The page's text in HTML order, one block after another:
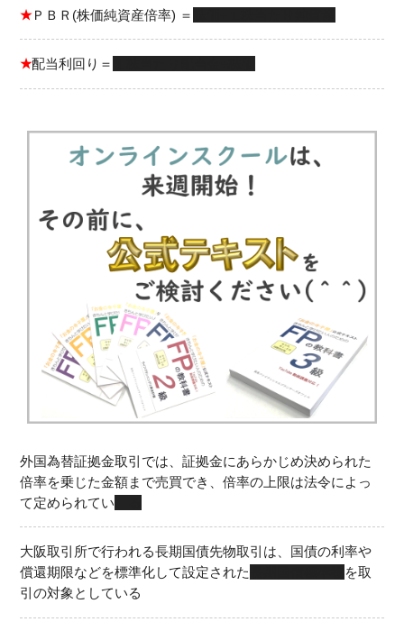
★ＰＢＲ(株価純資産倍率) ＝
★配当利回り＝
外国為替証拠金取引では、証拠金にあらかじめ決められた
倍率を乗じた金額まで売買でき、倍率の上限は法令によっ
て定められてい
大阪取引所で行われる長期国債先物取引は、国債の利率や
償還期限などを標準化して設定された
を取
引の対象としている